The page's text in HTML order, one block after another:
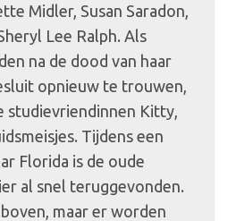
Midler, Susan Saradon,
Lee Ralph. Als
na de dood van haar
opnieuw te trouwen,
studievriendinnen Kitty,
Tijdens een
Florida is de oude
al snel teruggevonden.
maar er worden